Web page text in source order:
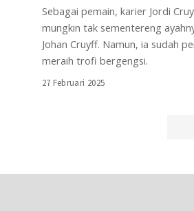
Sebagai pemain, karier Jordi
mungkin tak sementereng
Johan Cruyff. Namun, ia sudah
meraih trofi bergengsi.
27 Februari 2025